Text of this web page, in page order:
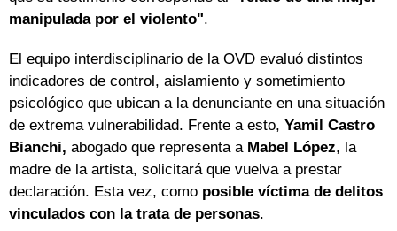
manipulada por el violento".
El equipo interdisciplinario de la OVD evaluó distintos
indicadores de control, aislamiento y sometimiento
psicológico que ubican a la denunciante en una situación
de extrema vulnerabilidad. Frente a esto, Yamil Castro
Bianchi, abogado que representa a Mabel López, la
madre de la artista, solicitará que vuelva a prestar
declaración. Esta vez, como posible víctima de delitos
vinculados con la trata de personas.